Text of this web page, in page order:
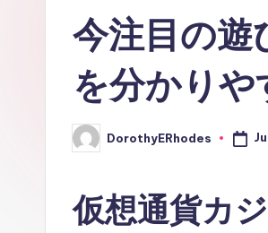
今注目の遊
を分かり
Posted
by
DorothyERhodes
仮想通貨カ